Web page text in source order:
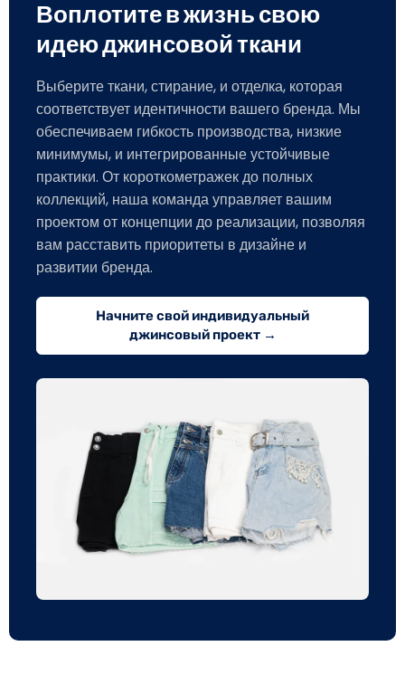
Воплотите в жизнь свою
идею джинсовой ткани
Выберите ткани, стирание, и отделка, которая
соответствует идентичности вашего бренда. Мы
обеспечиваем гибкость производства, низкие
минимумы, и интегрированные устойчивые
практики. От короткометражек до полных
коллекций, наша команда управляет вашим
проектом от концепции до реализации, позволяя
вам расставить приоритеты в дизайне и
развитии бренда.
Начните свой индивидуальный
джинсовый проект →